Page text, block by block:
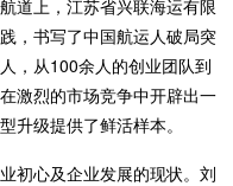
道上，江苏省兴联海运有限
，书写了中国航运人破局突
，从100余人的创业团队到
激烈的市场竞争中开辟出一
升级提供了鲜活样本。
初心及企业发展的现状。刘